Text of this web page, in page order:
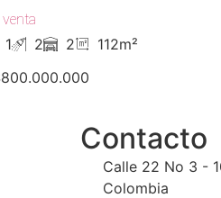
venta
1 2 2
112m²
Contacto
Calle 22 No 3 -
Colombia